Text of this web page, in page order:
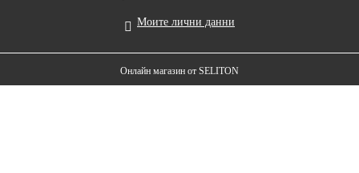
Моите лични данни
Онлайн магазин от SELITON